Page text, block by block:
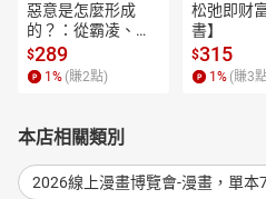
惡意是怎麼形成
的？：從霸凌、劈
腿到仇恨言論，歷
時15年、全球超過
250萬筆研究數
揪出身邊有問題的
人！【電子書】
$289
1 % (賺2點)
松弛即财
書】
$315
1 % (賺3
本店相關類別
2026線上漫畫博覽會-漫畫，單